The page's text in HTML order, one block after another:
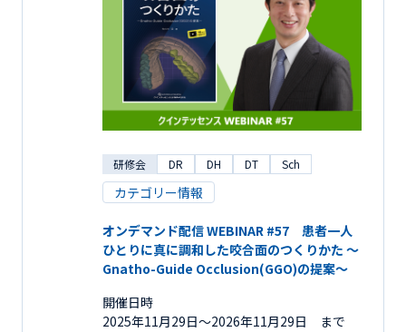
研修会 DR DH DT Sch
カテゴリー情報
オンデマンド配信 WEBINAR #57 患者一人
ひとりに真に調和した咬合面のつくりかた ～
Gnatho-Guide Occlusion(GGO)の提案～
開催日時
2025年11月29日〜2026年11月29日 まで